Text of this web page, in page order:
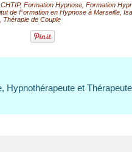
, Formation Hypnose Formation
de Formation en Hypnose à Marseille
Thérapie de Couple
Hypnothérapeute et